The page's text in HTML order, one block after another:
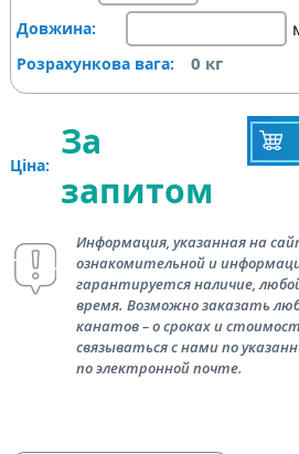
Довжина:
Розрахункова вага: 0 кг
Ціна:
За
запитом
Информация, указанная на
ознакомительной и
гарантируется наличие,
время. Возможно заказать
канатов – о сроках и
связываться с нами по
по электронной почте.